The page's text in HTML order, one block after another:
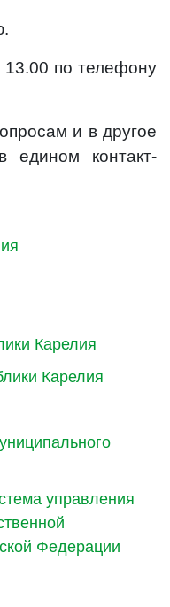
Карелия
Карелия
управления
Федерации
по телефону
и в другое
едином контакт-